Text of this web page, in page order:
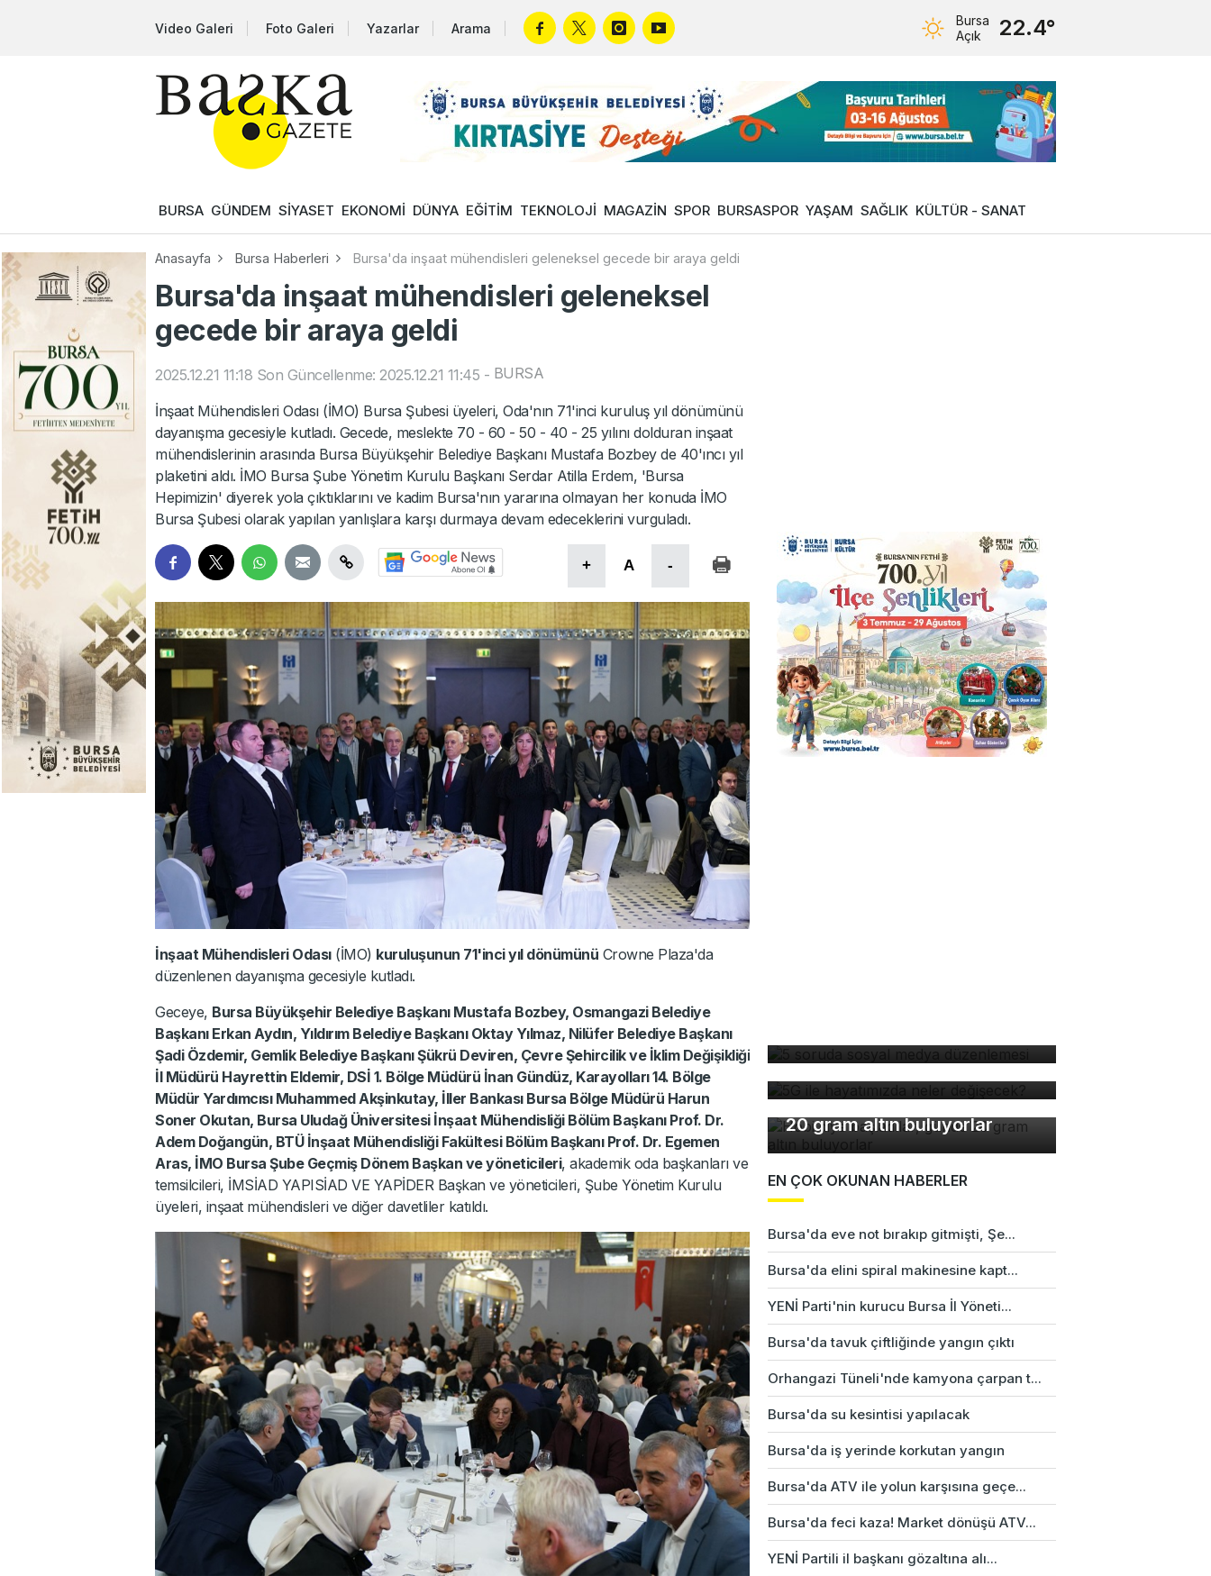
Video Galeri Foto Galeri Yazarlar Arama
Bursa
Açık
22.4°
BURSA GÜNDEM SİYASET EKONOMİ DÜNYA EĞİTİM TEKNOLOJİ MAGAZİN SPOR BURSASPOR YAŞAM SAĞLIK KÜLTÜR - SANAT
Anasayfa Bursa Haberleri Bursa'da inşaat mühendisleri geleneksel gecede bir araya geldi
Bursa'da inşaat mühendisleri geleneksel
gecede bir araya geldi
2025.12.21 11:18 Son Güncellenme: 2025.12.21 11:45 - BURSA
İnşaat Mühendisleri Odası (İMO) Bursa Şubesi üyeleri, Oda'nın 71'inci kuruluş yıl dönümünü
dayanışma gecesiyle kutladı. Gecede, meslekte 70 - 60 - 50 - 40 - 25 yılını dolduran inşaat
mühendislerinin arasında Bursa Büyükşehir Belediye Başkanı Mustafa Bozbey de 40'ıncı yıl
plaketini aldı. İMO Bursa Şube Yönetim Kurulu Başkanı Serdar Atilla Erdem, 'Bursa
Hepimizin' diyerek yola çıktıklarını ve kadim Bursa'nın yararına olmayan her konuda İMO
Bursa Şubesi olarak yapılan yanlışlara karşı durmaya devam edeceklerini vurguladı.
+ A -
İnşaat Mühendisleri Odası(İMO) kuruluşunun 71'inci yıl dönümünü Crowne Plaza'da
düzenlenen dayanışma gecesiyle kutladı.
Geceye, Bursa Büyükşehir Belediye Başkanı Mustafa Bozbey, Osmangazi Belediye
Başkanı Erkan Aydın, Yıldırım Belediye Başkanı Oktay Yılmaz, Nilüfer Belediye Başkanı
Şadi Özdemir, Gemlik Belediye Başkanı Şükrü Deviren, Çevre Şehircilik ve İklim Değişikliği
İl Müdürü Hayrettin Eldemir, DSİ 1. Bölge Müdürü İnan Gündüz, Karayolları 14. Bölge
Müdür Yardımcısı Muhammed Akşinkutay, İller Bankası Bursa Bölge Müdürü Harun
Soner Okutan, Bursa Uludağ Üniversitesi İnşaat Mühendisliği Bölüm Başkanı Prof. Dr.
Adem Doğangün, BTÜ İnşaat Mühendisliği Fakültesi Bölüm Başkanı Prof. Dr. Egemen
Aras, İMO Bursa Şube Geçmiş Dönem Başkan ve yöneticileri, akademik oda başkanları ve
temsilcileri, İMSİAD YAPISİAD VE YAPİDER Başkan ve yöneticileri, Şube Yönetim Kurulu
üyeleri, inşaat mühendisleri ve diğer davetliler katıldı.
5G ile hayatımızda neler
değişecek?
Hobi diye başladılar, günde
20 gram altın buluyorlar
EN ÇOK OKUNAN HABERLER
Bursa'da eve not bırakıp gitmişti, Şe...
Bursa'da elini spiral makinesine kapt...
YENİ Parti'nin kurucu Bursa İl Yöneti...
Bursa'da tavuk çiftliğinde yangın çıktı
Orhangazi Tüneli'nde kamyona çarpan t...
Bursa'da su kesintisi yapılacak
Bursa'da iş yerinde korkutan yangın
Bursa'da ATV ile yolun karşısına geçe...
Bursa'da feci kaza! Market dönüşü ATV...
YENİ Partili il başkanı gözaltına alı...